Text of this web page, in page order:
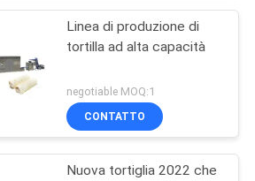
Linea di produzione di
tortilla ad alta capacità
negotiable MOQ:1
CONTATTO
Nuova tortiglia 2022 che